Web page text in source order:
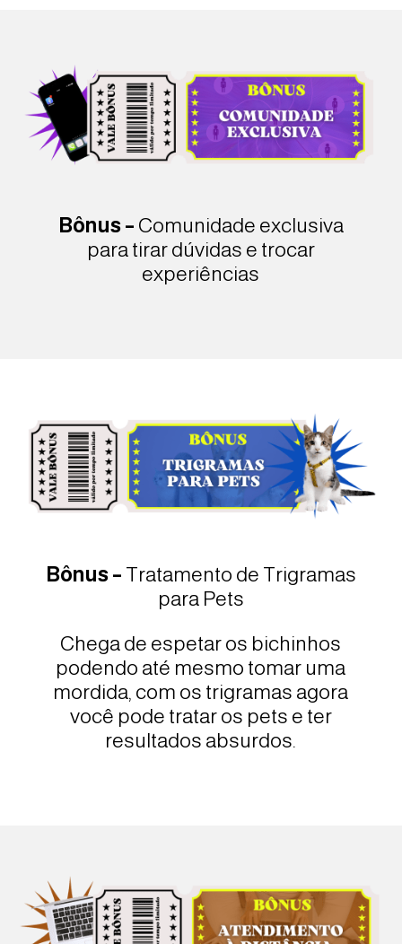
Bônus – Comunidade exclusiva
para tirar dúvidas e trocar
experiências
Bônus – Tratamento de Trigramas
para Pets
Chega de espetar os bichinhos
podendo até mesmo tomar uma
mordida, com os trigramas agora
você pode tratar os pets e ter
resultados absurdos.